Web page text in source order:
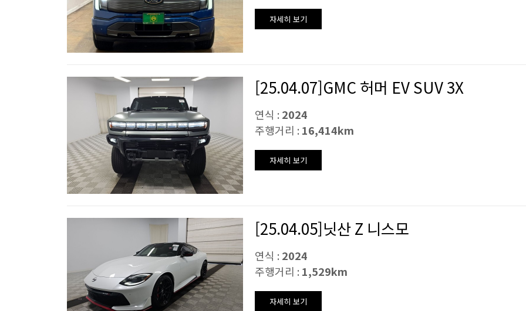
자세히 보기
[25.04.07]GMC 허머 EV SUV 3X
연식 : 2024
주행거리 : 16,414km
자세히 보기
[25.04.05]닛산 Z 니스모
연식 : 2024
주행거리 : 1,529km
자세히 보기